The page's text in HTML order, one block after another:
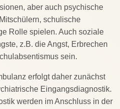
aber auch psychische
schulische
Rolle spielen. Auch soziale
z.B. die Angst, Erbrechen
sein.
erfolgt daher zunächst
Eingangsdiagnostik.
werden im Anschluss in der